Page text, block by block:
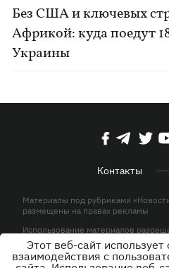
Без США и ключевых
Африкой: куда поедут
Украины
Контакты
Материалы под рубриками
размещены на правах рекламы
Использование материалов
активной гиперссылки на KP.UA в
© ООО «ЮЛАВ МЕДИА»,2026. Все
Этот веб-сайт
взаимодействия с